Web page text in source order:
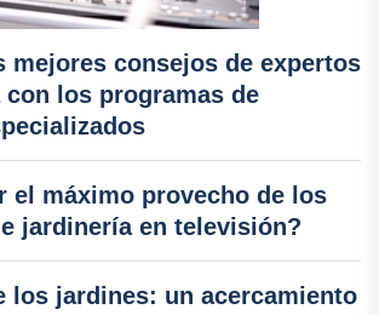
mejores consejos de expertos
los programas de
el máximo provecho de los
jardinería en televisión?
los jardines: un acercamiento